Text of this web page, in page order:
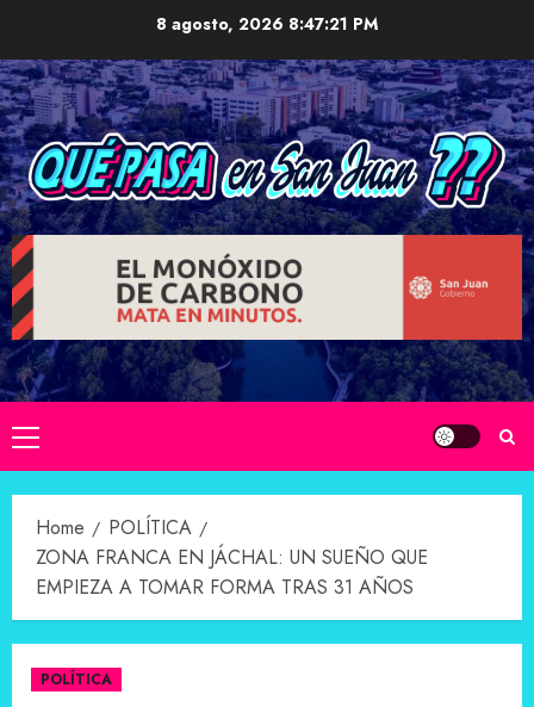
content
8 agosto, 2026 8:47:22 PM
Primary
Menu
Home
POLÍTICA
ZONA FRANCA EN JÁCHAL: UN SUEÑO QUE
EMPIEZA A TOMAR FORMA TRAS 31 AÑOS
POLÍTICA